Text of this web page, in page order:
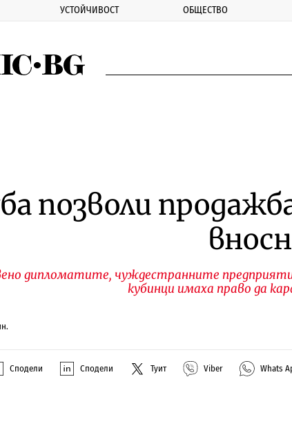
УСТОЙЧИВОСТ ОБЩЕСТВО
позволи
дипломатите, чуждестранните
кубинци имаха право да
Сподели Сподели Туит Viber Whats